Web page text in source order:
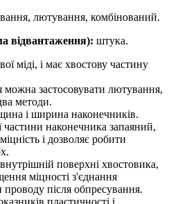
лютування, комбінований.
відвантаження): штука.
міді, і має хвостову частину
можна застосовувати лютування,
методи.
і ширина наконечників.
наконечника запаяний,
і дозволяє робити
поверхні хвостовика,
міцності з'єднання
після обпресування.
пластичності і